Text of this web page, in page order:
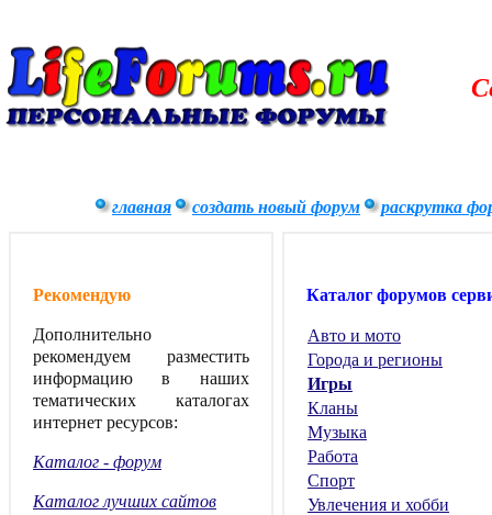
главная создать новый форум раскрутка
Рекомендую
Дополнительно
рекомендуем разместить
информацию в наших
тематических каталогах
интернет ресурсов:
Каталог - форум
Каталог лучших сайтов
Каталог форумов
Авто и мото
Города и регионы
Игры
Кланы
Музыка
Работа
Спорт
Увлечения и хобби